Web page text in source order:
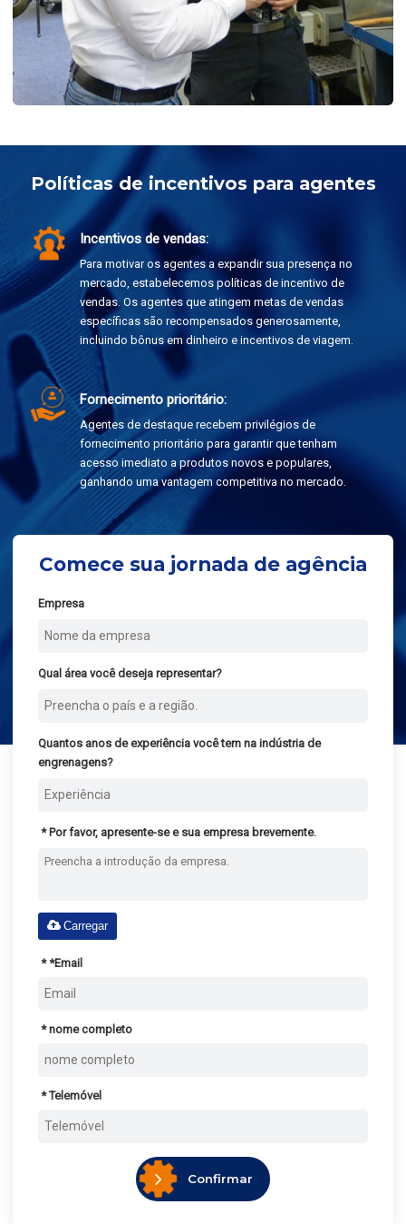
Políticas de incentivos para agentes
Incentivos de vendas:
Para motivar os agentes a expandir sua presença no
mercado, estabelecemos políticas de incentivo de
vendas. Os agentes que atingem metas de vendas
específicas são recompensados generosamente,
incluindo bônus em dinheiro e incentivos de viagem.
Fornecimento prioritário:
Agentes de destaque recebem privilégios de
fornecimento prioritário para garantir que tenham
acesso imediato a produtos novos e populares,
ganhando uma vantagem competitiva no mercado.
Comece sua jornada de agência
Empresa
Qual área você deseja representar?
Quantos anos de experiência você tem na indústria de
engrenagens?
Por favor, apresente-se e sua empresa brevemente.
Carregar
*Email
nome completo
Telemóvel
Confirmar